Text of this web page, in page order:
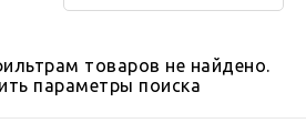
товаров не найдено.
параметры поиска